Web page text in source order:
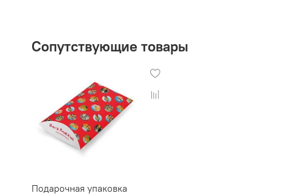
Сопутствующие товары
Подарочная упаковка